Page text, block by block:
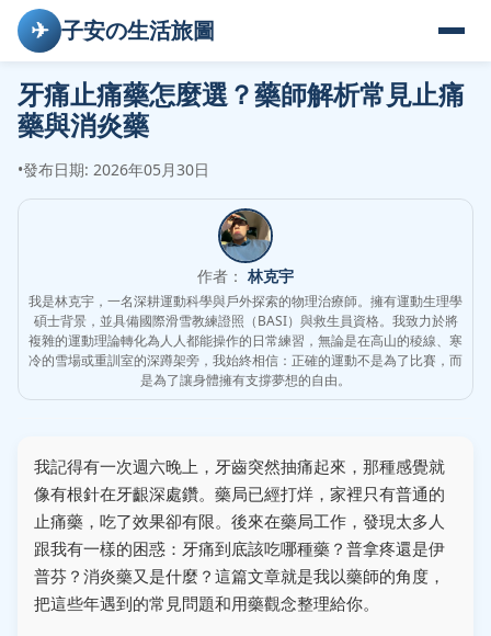
✈ 子安の生活旅圖
牙痛止痛藥怎麼選？藥師解析常見止痛
藥與消炎藥
•發布日期: 2026年05月30日
作者： 林克宇
我是林克宇，一名深耕運動科學與戶外探索的物理治療師。擁有運動生理學
碩士背景，並具備國際滑雪教練證照（BASI）與救生員資格。我致力於將
複雜的運動理論轉化為人人都能操作的日常練習，無論是在高山的稜線、寒
冷的雪場或重訓室的深蹲架旁，我始終相信：正確的運動不是為了比賽，而
是為了讓身體擁有支撐夢想的自由。
我記得有一次週六晚上，牙齒突然抽痛起來，那種感覺就
像有根針在牙齦深處鑽。藥局已經打烊，家裡只有普通的
止痛藥，吃了效果卻有限。後來在藥局工作，發現太多人
跟我有一樣的困惑：牙痛到底該吃哪種藥？普拿疼還是伊
普芬？消炎藥又是什麼？這篇文章就是我以藥師的角度，
把這些年遇到的常見問題和用藥觀念整理給你。